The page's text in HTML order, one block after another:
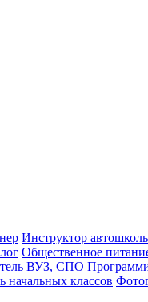
Инструктор
Общественное
ВУЗ, СПО
начальных классов